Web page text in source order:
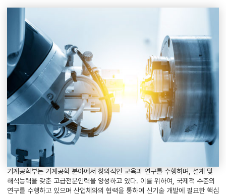
기계공학부는 기계공학 분야에서 창의적인 교육과 연구를 수행하며, 설계 및
해석능력을 갖춘 고급전문인력을 양성하고 있다. 이를 위하여, 국제적 수준의
연구를 수행하고 있으며 산업체와의 협력을 통하여 신기술 개발에 필요한 핵심